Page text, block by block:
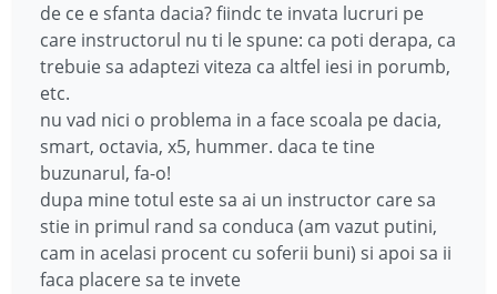
de ce e sfanta dacia? fiindc te invata lucruri pe
care instructorul nu ti le spune: ca poti derapa, ca
trebuie sa adaptezi viteza ca altfel iesi in porumb,
etc.
nu vad nici o problema in a face scoala pe dacia,
smart, octavia, x5, hummer. daca te tine
buzunarul, fa-o!
dupa mine totul este sa ai un instructor care sa
stie in primul rand sa conduca (am vazut putini,
cam in acelasi procent cu soferii buni) si apoi sa ii
faca placere sa te invete